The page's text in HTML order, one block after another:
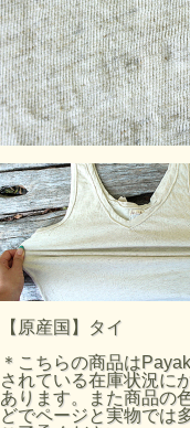
【原産国】タイ
＊こちらの商品は
されている在庫状況に
あります。また商品の
どでページと実物では